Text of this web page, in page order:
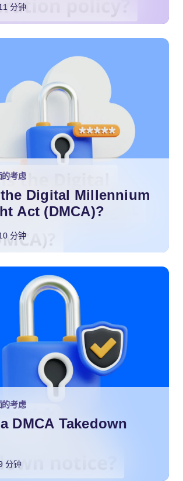
分钟
的考虑
Digital Millennium
Act (DMCA)?
分钟
的考虑
DMCA Takedown
分钟